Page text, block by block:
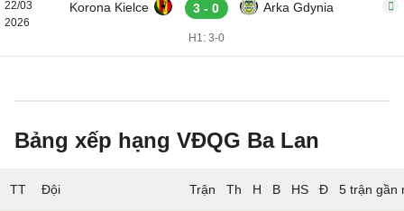
22/03
2026
Korona Kielce 3 - 0 Arka Gdynia
H1: 3-0
Bảng xếp hạng VĐQG Ba Lan
TT Đội 5 trận gần